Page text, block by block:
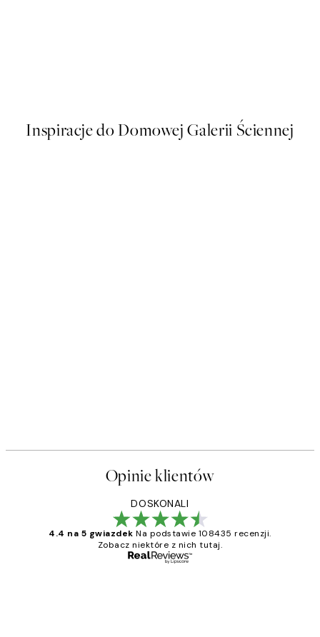
Inspiracje do Domowej Galerii Ściennej
Opinie klientów
DOSKONALI
4.4 na 5 gwiazdek Na podstawie 108435 recenzji.
Zobacz niektóre z nich tutaj.